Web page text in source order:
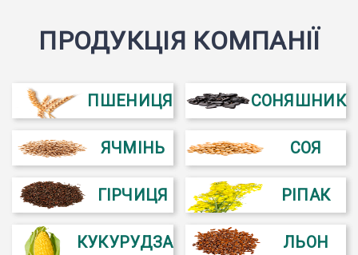
ПРОДУКЦІЯ КОМПАНІЇ
ПШЕНИЦЯ СОНЯШНИК
ЯЧМІНЬ СОЯ
ГІРЧИЦЯ РІПАК
КУКУРУДЗА ЛЬОН